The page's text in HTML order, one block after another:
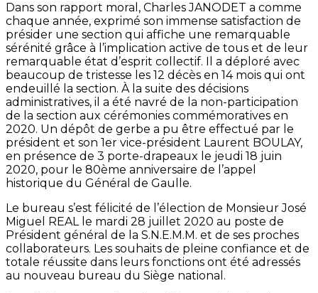
Dans son rapport moral, Charles JANODET a comme
chaque année, exprimé son immense satisfaction de
présider une section qui affiche une remarquable
sérénité grâce à l’implication active de tous et de leur
remarquable état d’esprit collectif. Il a déploré avec
beaucoup de tristesse les 12 décès en 14 mois qui ont
endeuillé la section. À la suite des décisions
administratives, il a été navré de la non-participation
de la section aux cérémonies commémoratives en
2020. Un dépôt de gerbe a pu être effectué par le
président et son 1er vice-président Laurent BOULAY,
en présence de 3 porte-drapeaux le jeudi 18 juin
2020, pour le 80ème anniversaire de l’appel
historique du Général de Gaulle.
Le bureau s’est félicité de l’élection de Monsieur José
Miguel REAL le mardi 28 juillet 2020 au poste de
Président général de la S.N.E.M.M. et de ses proches
collaborateurs. Les souhaits de pleine confiance et de
totale réussite dans leurs fonctions ont été adressés
au nouveau bureau du Siège national.